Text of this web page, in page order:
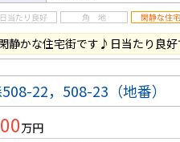
静かな住宅街です♪日当たり良
22，508-23（地番）
万円